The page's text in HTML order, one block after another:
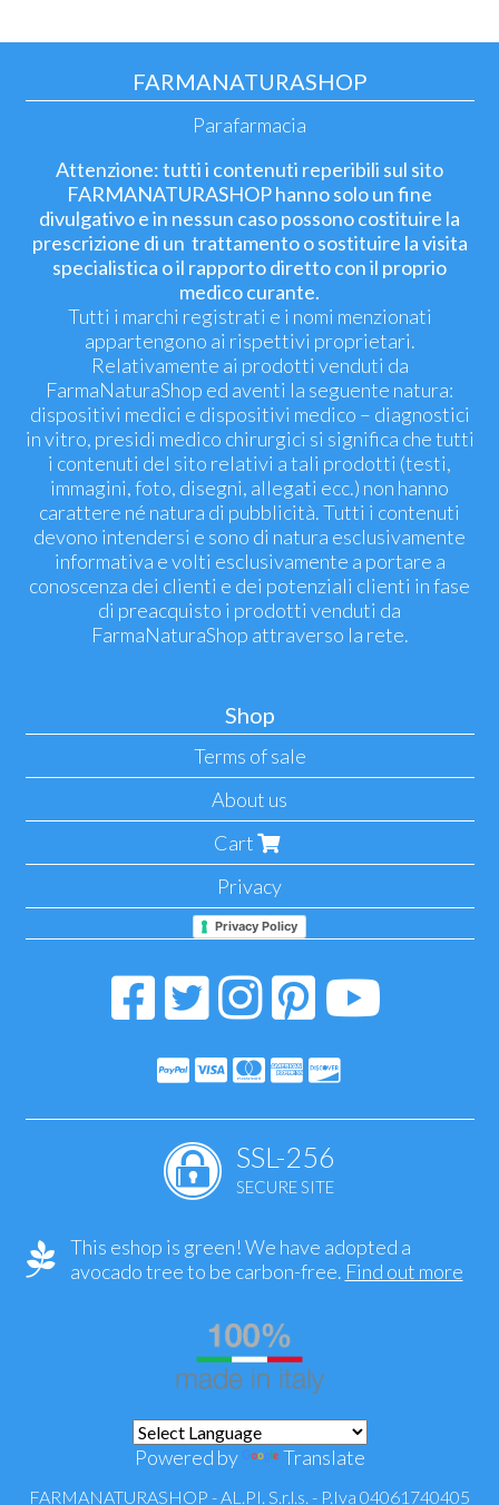
FARMANATURASHOP
Parafarmacia
Attenzione: tutti i contenuti reperibili sul sito
FARMANATURASHOP hanno solo un fine
divulgativo e in nessun caso possono costituire la
prescrizione di un trattamento o sostituire la visita
specialistica o il rapporto diretto con il proprio
medico curante.
Tutti i marchi registrati e i nomi menzionati
appartengono ai rispettivi proprietari.
Relativamente ai prodotti venduti da
FarmaNaturaShop ed aventi la seguente natura:
dispositivi medici e dispositivi medico – diagnostici
in vitro, presidi medico chirurgici si significa che tutti
i contenuti del sito relativi a tali prodotti (testi,
immagini, foto, disegni, allegati ecc.) non hanno
carattere né natura di pubblicità. Tutti i contenuti
devono intendersi e sono di natura esclusivamente
informativa e volti esclusivamente a portare a
conoscenza dei clienti e dei potenziali clienti in fase
di preacquisto i prodotti venduti da
FarmaNaturaShop attraverso la rete.
Shop
Terms of sale
About us
Cart
Privacy
Privacy Policy
SSL-256
SECURE SITE
This eshop is green! We have adopted a
avocado tree to be carbon-free. Find out more
Powered by Translate
FARMANATURASHOP - AL.PI. S.r.l.s. - P.Iva 04061740405